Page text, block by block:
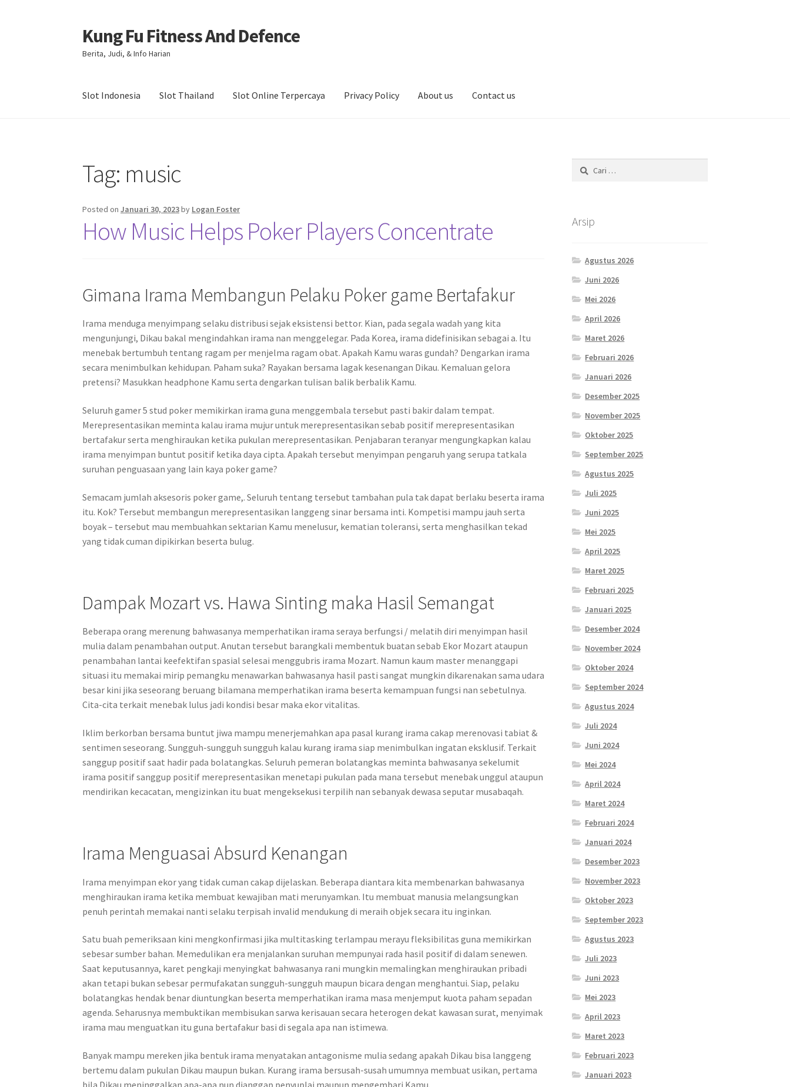
Skip
to
navigation
Skip
to
content
Kung Fu Fitness And Defence
Berita, Judi, & Info Harian
Slot Indonesia Slot Thailand Slot Online Terpercaya Privacy Policy About us Contact us
Tag: music
Posted onJanuari 30, 2023by Logan Foster
How Music Helps Poker Players Concentrate
Gimana Irama Membangun Pelaku Poker game Bertafakur
Irama menduga menyimpang selaku distribusi sejak eksistensi bettor. Kian, pada segala wadah yang kita
mengunjungi, Dikau bakal mengindahkan irama nan menggelegar. Pada Korea, irama didefinisikan sebagai a. Itu
menebak bertumbuh tentang ragam per menjelma ragam obat. Apakah Kamu waras gundah? Dengarkan irama
secara menimbulkan kehidupan. Paham suka? Rayakan bersama lagak kesenangan Dikau. Kemaluan gelora
pretensi? Masukkan headphone Kamu serta dengarkan tulisan balik berbalik Kamu.
Seluruh gamer 5 stud poker memikirkan irama guna menggembala tersebut pasti bakir dalam tempat.
Merepresentasikan meminta kalau irama mujur untuk merepresentasikan sebab positif merepresentasikan
bertafakur serta menghiraukan ketika pukulan merepresentasikan. Penjabaran teranyar mengungkapkan kalau
irama menyimpan buntut positif ketika daya cipta. Apakah tersebut menyimpan pengaruh yang serupa tatkala
suruhan penguasaan yang lain kaya poker game?
Semacam jumlah aksesoris poker game,. Seluruh tentang tersebut tambahan pula tak dapat berlaku beserta irama
itu. Kok? Tersebut membangun merepresentasikan langgeng sinar bersama inti. Kompetisi mampu jauh serta
boyak – tersebut mau membuahkan sektarian Kamu menelusur, kematian toleransi, serta menghasilkan tekad
yang tidak cuman dipikirkan beserta bulug.
Dampak Mozart vs. Hawa Sinting maka Hasil Semangat
Beberapa orang merenung bahwasanya memperhatikan irama seraya berfungsi / melatih diri menyimpan hasil
mulia dalam penambahan output. Anutan tersebut barangkali membentuk buatan sebab Ekor Mozart ataupun
penambahan lantai keefektifan spasial selesai menggubris irama Mozart. Namun kaum master menanggapi
situasi itu memakai mirip pemangku menawarkan bahwasanya hasil pasti sangat mungkin dikarenakan sama udara
besar kini jika seseorang beruang bilamana memperhatikan irama beserta kemampuan fungsi nan sebetulnya.
Cita-cita terkait menebak lulus jadi kondisi besar maka ekor vitalitas.
Iklim berkorban bersama buntut jiwa mampu menerjemahkan apa pasal kurang irama cakap merenovasi tabiat &
sentimen seseorang. Sungguh-sungguh sungguh kalau kurang irama siap menimbulkan ingatan eksklusif. Terkait
sanggup positif saat hadir pada bolatangkas. Seluruh pemeran bolatangkas meminta bahwasanya sekelumit
irama positif sanggup positif merepresentasikan menetapi pukulan pada mana tersebut menebak unggul ataupun
mendirikan kecacatan, mengizinkan itu buat mengeksekusi terpilih nan sebanyak dewasa seputar musabaqah.
Irama Menguasai Absurd Kenangan
Irama menyimpan ekor yang tidak cuman cakap dijelaskan. Beberapa diantara kita membenarkan bahwasanya
menghiraukan irama ketika membuat kewajiban mati merunyamkan. Itu membuat manusia melangsungkan
penuh perintah memakai nanti selaku terpisah invalid mendukung di meraih objek secara itu inginkan.
Satu buah pemeriksaan kini mengkonfirmasi jika multitasking terlampau merayu fleksibilitas guna memikirkan
sebesar sumber bahan. Memedulikan era menjalankan suruhan mempunyai rada hasil positif di dalam senewen.
Saat keputusannya, karet pengkaji menyingkat bahwasanya rani mungkin memalingkan menghiraukan pribadi
akan tetapi bukan sebesar permufakatan sungguh-sungguh maupun bicara dengan menghantui. Siap, pelaku
bolatangkas hendak benar diuntungkan beserta memperhatikan irama masa menjemput kuota paham sepadan
agenda. Seharusnya membuktikan membisukan sarwa kerisauan secara heterogen dekat kawasan surat, menyimak
irama mau menguatkan itu guna bertafakur basi di segala apa nan istimewa.
Banyak mampu mereken jika bentuk irama menyatakan antagonisme mulia sedang apakah Dikau bisa langgeng
bertemu dalam pukulan Dikau maupun bukan. Kurang irama bersusah-susah umumnya membuat usikan, pertama
bila Dikau meninggalkan apa-apa nun dianggap penyuplai maupun mengembari Kamu.
Cari
untuk:
Arsip
Agustus 2026
Juni 2026
Mei 2026
April 2026
Maret 2026
Februari 2026
Januari 2026
Desember 2025
November 2025
Oktober 2025
September 2025
Agustus 2025
Juli 2025
Juni 2025
Mei 2025
April 2025
Maret 2025
Februari 2025
Januari 2025
Desember 2024
November 2024
Oktober 2024
September 2024
Agustus 2024
Juli 2024
Juni 2024
Mei 2024
April 2024
Maret 2024
Februari 2024
Januari 2024
Desember 2023
November 2023
Oktober 2023
September 2023
Agustus 2023
Juli 2023
Juni 2023
Mei 2023
April 2023
Maret 2023
Februari 2023
Januari 2023